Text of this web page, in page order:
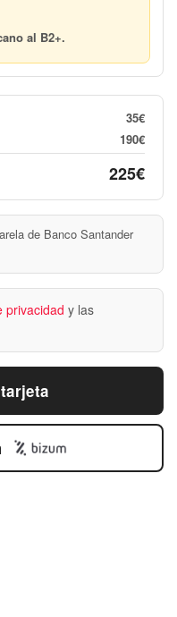
al B2+.
35€
190€
225€
de Banco Santander
privacidad y las